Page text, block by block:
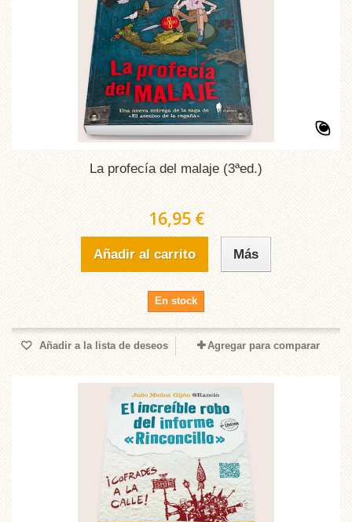
La profecía del malaje (3ªed.)
16,95 €
Añadir al carrito Más
En stock
Añadir a la lista de deseos Agregar para comparar